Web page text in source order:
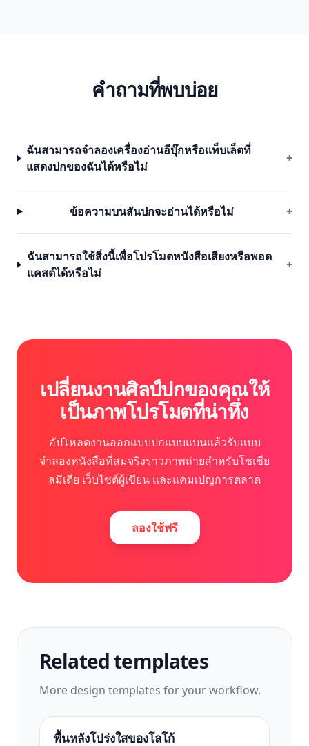
คำถามที่พบบ่อย
ฉันสามารถจำลองเครื่องอ่านอีบุ๊กหรือแท็บเล็ตที่
แสดงปกของฉันได้หรือไม่
+
ข้อความบนสันปกจะอ่านได้หรือไม่ +
ฉันสามารถใช้สิ่งนี้เพื่อโปรโมตหนังสือเสียงหรือพอด
แคสต์ได้หรือไม่
+
เปลี่ยนงานศิลป์ปกของคุณให้
เป็นภาพโปรโมตที่น่าทึ่ง
อัปโหลดงานออกแบบปกแบบแบนแล้วรับแบบ
จำลองหนังสือที่สมจริงราวภาพถ่ายสำหรับโซเชีย
ลมีเดีย เว็บไซต์ผู้เขียน และแคมเปญการตลาด
ลองใช้ฟรี
Related templates
More design templates for your workflow.
พื้นหลังโปร่งใสของโลโก้